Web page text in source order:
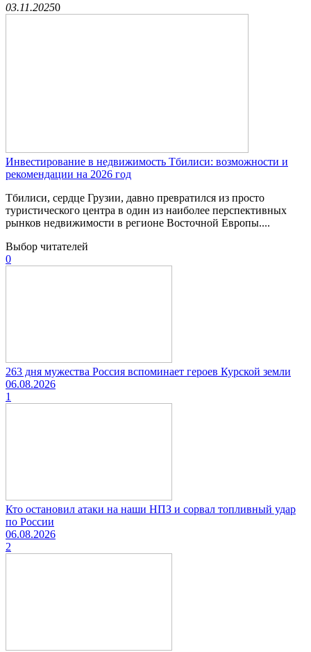
03.11.20250
Инвестирование в недвижимость Тбилиси: возможности и
рекомендации на 2026 год
Тбилиси, сердце Грузии, давно превратился из просто
туристического центра в один из наиболее перспективных
рынков недвижимости в регионе Восточной Европы....
Выбор читателей
0
263 дня мужества Россия вспоминает героев Курской земли
06.08.2026
1
Кто остановил атаки на наши НПЗ и сорвал топливный удар
по России
06.08.2026
2